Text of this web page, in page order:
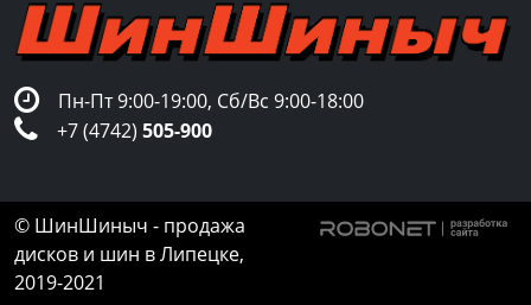
Пн-Пт 9:00-19:00, Сб/Вс 9:00-18:00
+7 (4742) 505-900
© ШинШиныч - продажа
дисков и шин в Липецке,
2019-2021